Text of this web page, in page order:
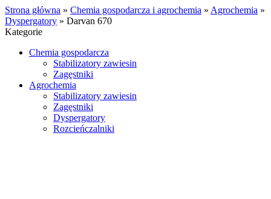
Strona główna » Chemia gospodarcza i agrochemia » Agrochemia »
Dyspergatory » Darvan 670
Kategorie
Chemia gospodarcza
Stabilizatory zawiesin
Zagęstniki
Agrochemia
Stabilizatory zawiesin
Zagęstniki
Dyspergatory
Rozcieńczalniki